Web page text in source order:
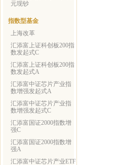
元现钞
指数型基金
上海改革
汇添富上证科创板200指
数发起式C
汇添富上证科创板200指
数发起式A
汇添富中证芯片产业指
数增强发起式A
汇添富中证芯片产业指
数增强发起式C
汇添富国证2000指数增
强C
汇添富国证2000指数增
强A
汇添富中证芯片产业ETF